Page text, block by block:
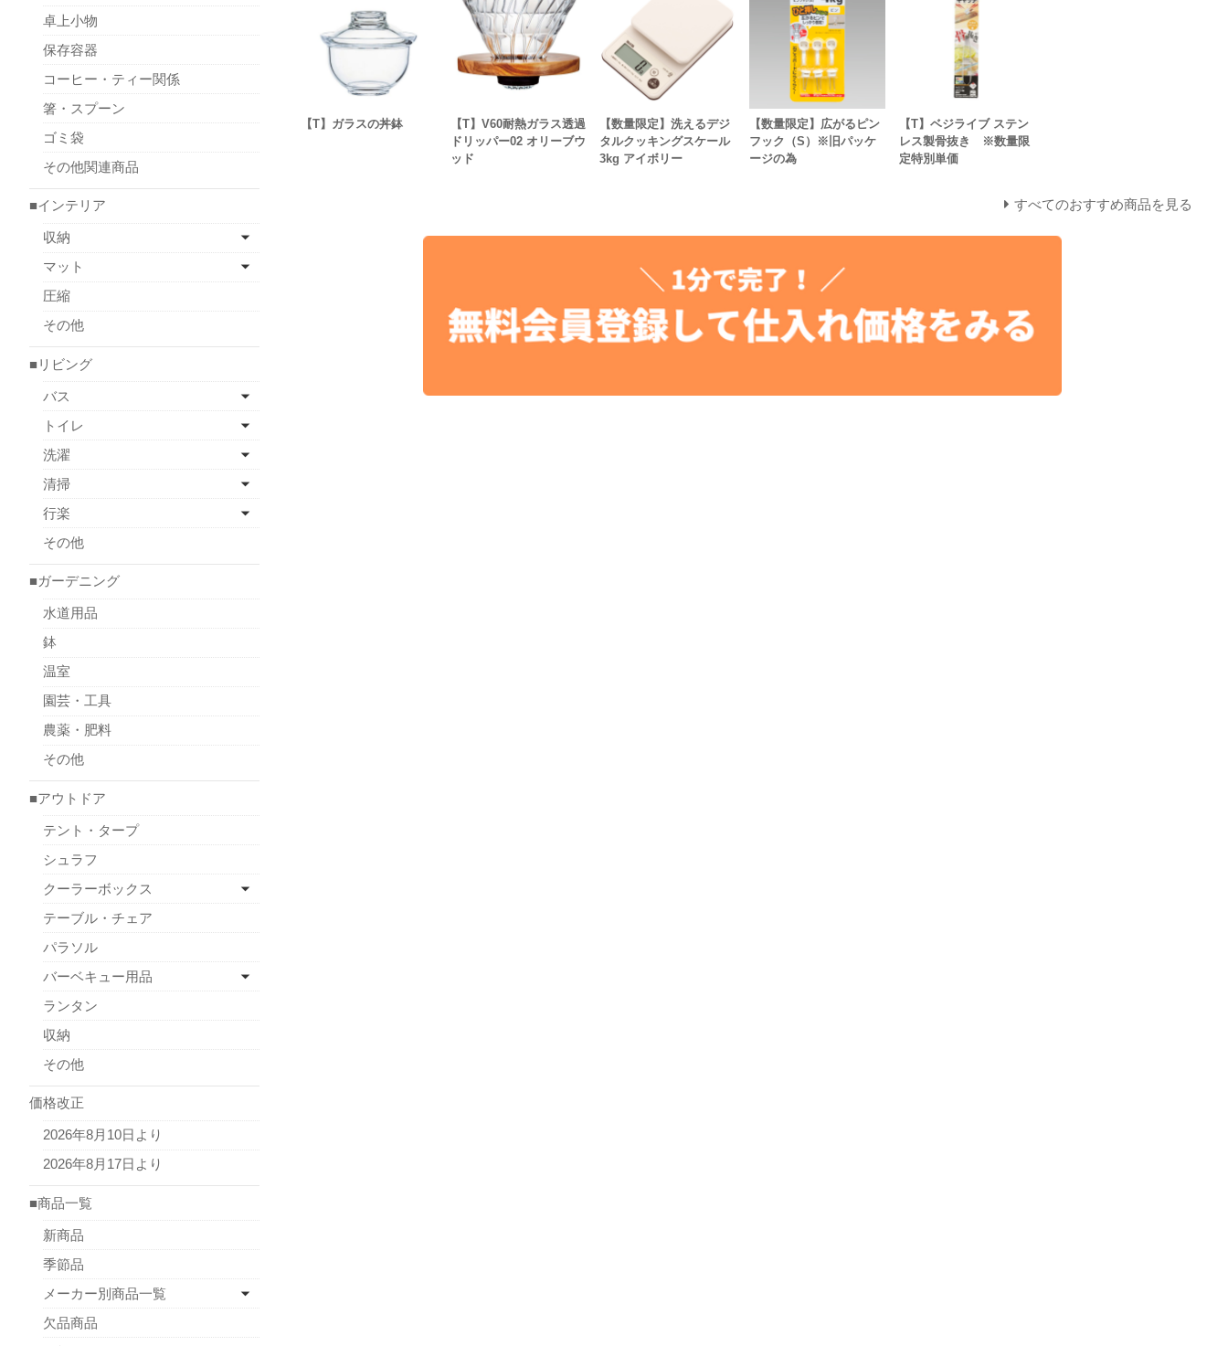
【T】ガラスの丼鉢
【T】V60耐熱ガラス透過
ドリッパー02 オリーブウ
ッド
【数量限定】洗えるデジ
タルクッキングスケール
3kg アイボリー
【数量限定】広がるピン
フック（S）※旧パッケ
ージの為
【T】ベジライブ ステン
レス製骨抜き ※数量限
定特別単価
すべてのおすすめ商品を見る
卓上小物
保存容器
コーヒー・ティー関係
箸・スプーン
ゴミ袋
その他関連商品
■インテリア
収納
マット
圧縮
その他
■リビング
バス
トイレ
洗濯
清掃
行楽
その他
■ガーデニング
水道用品
鉢
温室
園芸・工具
農薬・肥料
その他
■アウトドア
テント・タープ
シュラフ
クーラーボックス
テーブル・チェア
パラソル
バーベキュー用品
ランタン
収納
その他
価格改正
2026年8月10日より
2026年8月17日より
■商品一覧
新商品
季節品
メーカー別商品一覧
欠品商品